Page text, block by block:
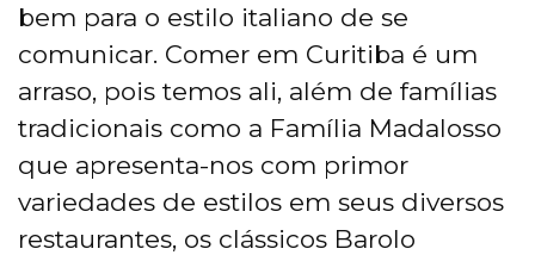
bem para o estilo italiano de se
comunicar. Comer em Curitiba é um
arraso, pois temos ali, além de famílias
tradicionais como a Família Madalosso
que apresenta-nos com primor
variedades de estilos em seus diversos
restaurantes, os clássicos Barolo